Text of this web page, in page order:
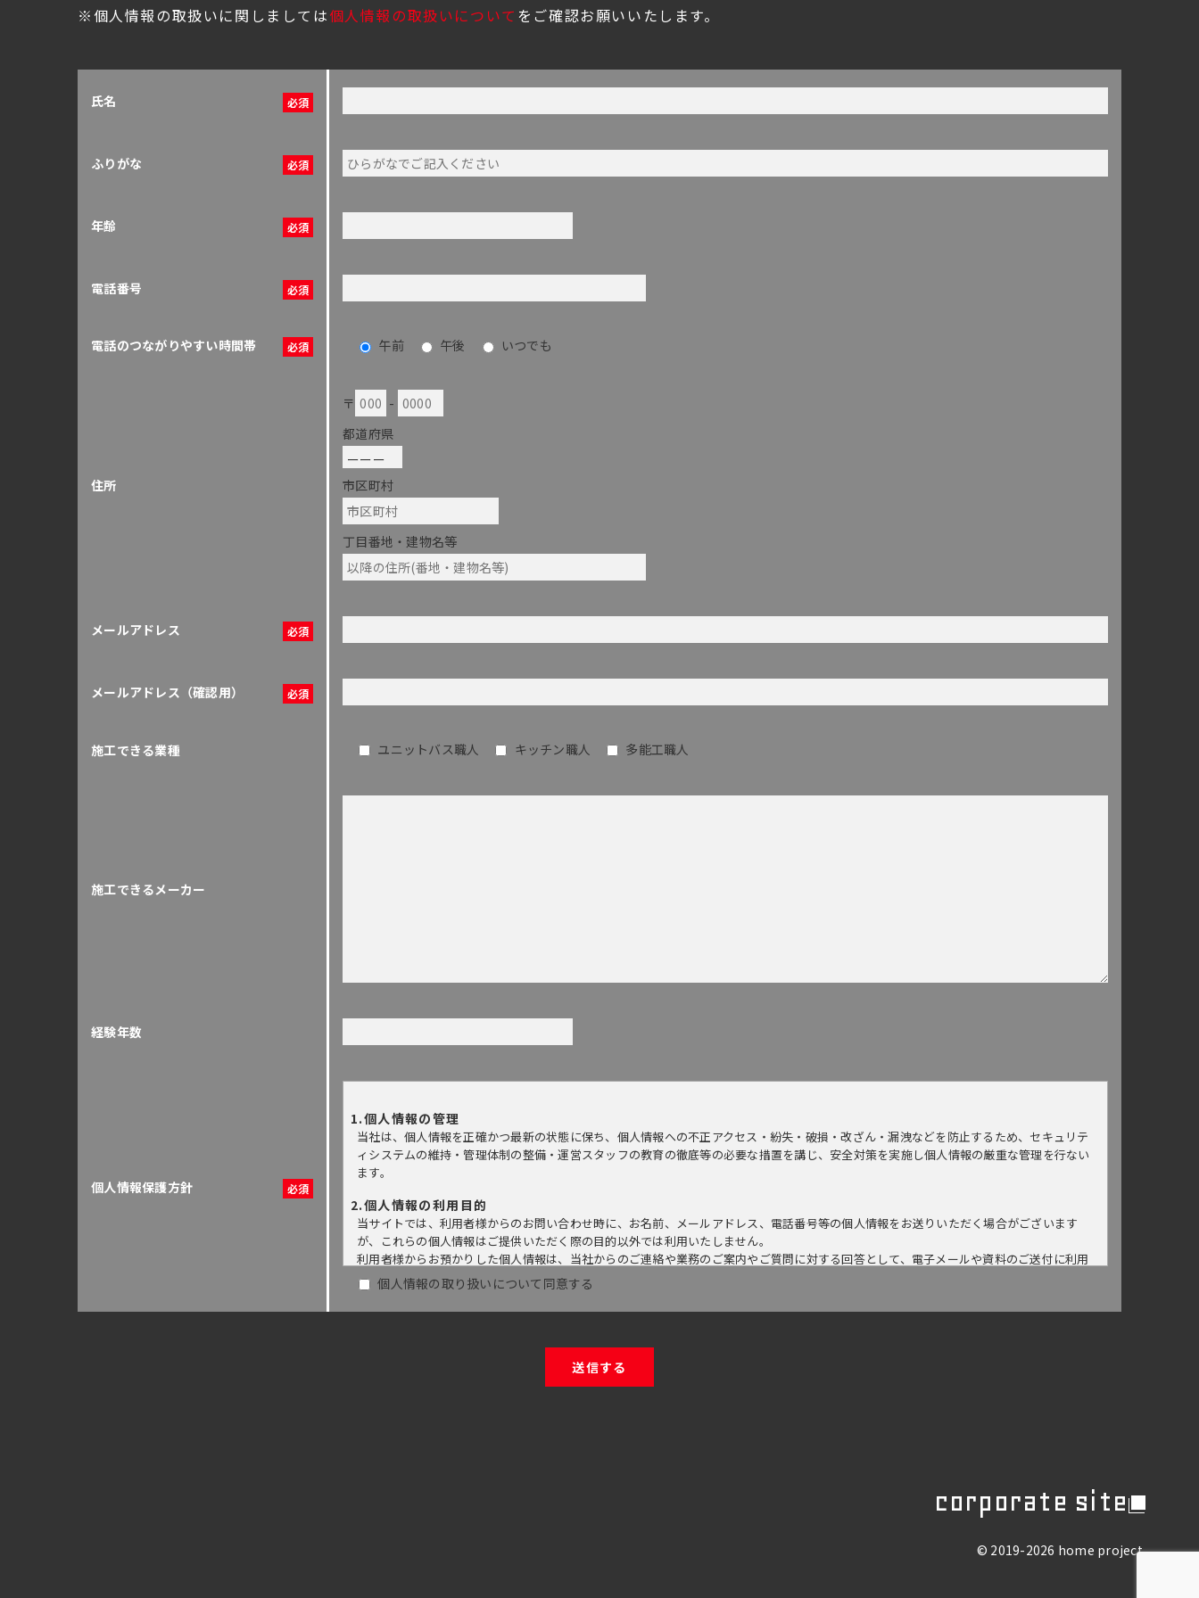
※個人情報の取扱いに関しましては個人情報の取扱いについて をご確認お願いいたします。
氏名
ふりがな
年齢
電話番号
電話のつながりやすい時間帯 午前 午後 いつでも
住所
〒
-
都道府県
市区町村
丁目番地・建物名等
メールアドレス
メールアドレス（確認用）
施工できる業種 ユニットバス職人 キッチン職人 多能工職人
施工できるメーカー
経験年数
個人情報保護方針
1.個人情報の管理
当社は、個人情報を正確かつ最新の状態に保ち、個人情報への不正アクセス・紛失・破損・改ざん・漏洩などを防止するため、セキュリテ
ィシステムの維持・管理体制の整備・運営スタッフの教育の徹底等の必要な措置を講じ、安全対策を実施し個人情報の厳重な管理を行ない
ます。
2.個人情報の利用目的
当サイトでは、利用者様からのお問い合わせ時に、お名前、メールアドレス、電話番号等の個人情報をお送りいただく場合がございます
が、これらの個人情報はご提供いただく際の目的以外では利用いたしません。
利用者様からお預かりした個人情報は、当社からのご連絡や業務のご案内やご質問に対する回答として、電子メールや資料のご送付に利用
いたします。
3.個人情報の第三者への開示・提供の禁止
・利用者様が希望されるサービスを行なうために当社が業務を委託する業者に対して開示する場合
個人情報の取り扱いについて同意する
corporate site
© 2019-2026 home project.